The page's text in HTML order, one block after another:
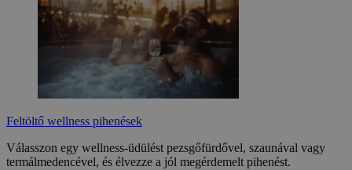
Feltöltő wellness pihenések
Válasszon egy wellness-üdülést pezsgőfürdővel, szaunával vagy
termálmedencével, és élvezze a jól megérdemelt pihenést.